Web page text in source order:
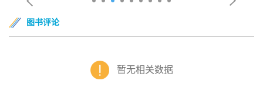
图书评论
暂无相关数据